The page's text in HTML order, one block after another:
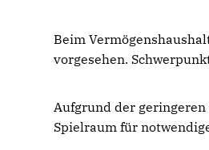
Beim
vorgesehen.
Aufgrund der
Spielraum für